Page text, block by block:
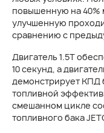
повышенную на 40%
улучшенную
сравнению с
Двигатель 1.5T
10 секунд, а
демонстрирует КПД
топливной
смешанном цикле
топливного бака